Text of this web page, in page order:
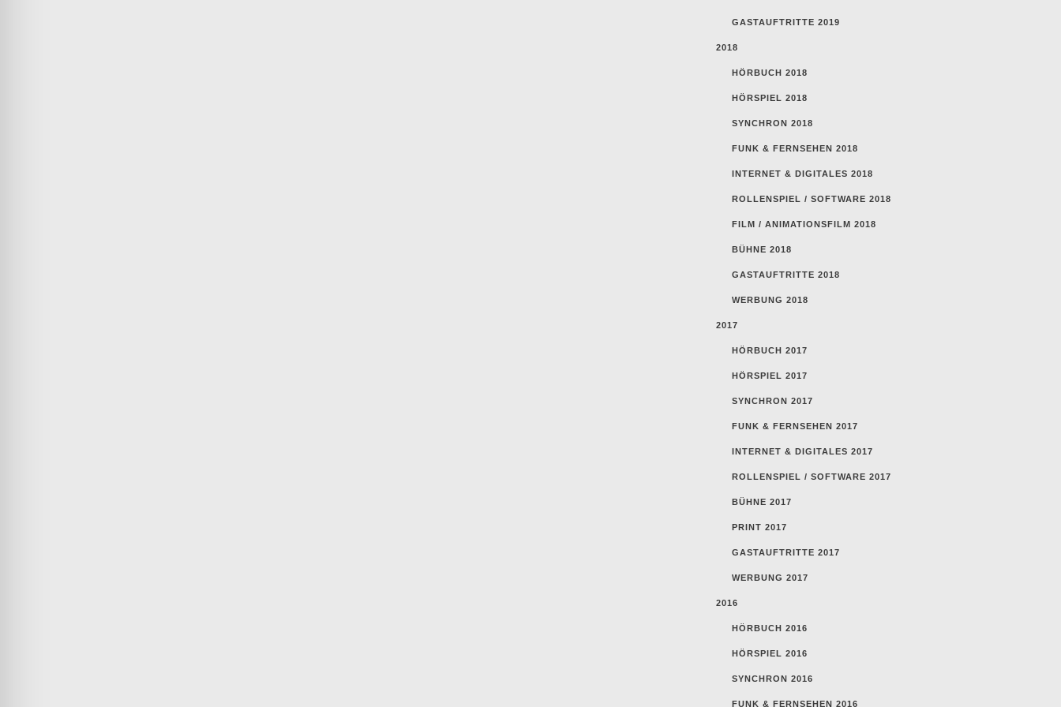
GASTAUFTRITTE 2019
2018
HÖRBUCH 2018
HÖRSPIEL 2018
SYNCHRON 2018
FUNK & FERNSEHEN 2018
INTERNET & DIGITALES 2018
ROLLENSPIEL / SOFTWARE 2018
FILM / ANIMATIONSFILM 2018
BÜHNE 2018
GASTAUFTRITTE 2018
WERBUNG 2018
2017
HÖRBUCH 2017
HÖRSPIEL 2017
SYNCHRON 2017
FUNK & FERNSEHEN 2017
INTERNET & DIGITALES 2017
ROLLENSPIEL / SOFTWARE 2017
BÜHNE 2017
PRINT 2017
GASTAUFTRITTE 2017
WERBUNG 2017
2016
HÖRBUCH 2016
HÖRSPIEL 2016
SYNCHRON 2016
FUNK & FERNSEHEN 2016